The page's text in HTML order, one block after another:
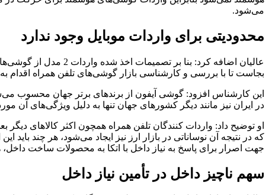
می‌شود.
محدودیتی برای واردات موبایل وجود ندارد
عالیان اضافه کرد:
بجاست تا با بررسی و کارشناسی بازار گوشی‌های تلفن همراه اقدام
این کارشناس افزود: گوشی آیفون از برندهای برتر جهان محسوب
در ایران نیز مانند دیگر کشورهای جهان تنها به دلیل ویژگی‌های آن
او توضیح داد: واردات کنندگان تلفن همراه همچون اکثر کالاهای
که در نتیجه آن نوساناتی در بازار ارز نیز ایجاد می‌شود، هر چند
جهت اصرار برای پاسخ به نیاز داخل با اتکا به محصولات ساخت داخل،
سهم ناچیز داخل در تأمین نیاز داخل